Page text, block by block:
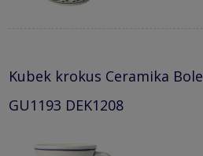
Kubek krokus Ceramika
GU1193 DEK1208